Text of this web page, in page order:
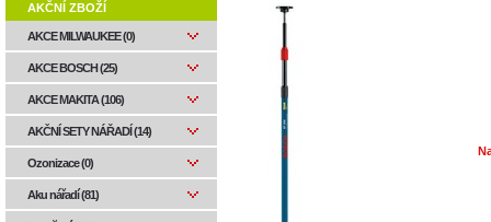
AKČNÍ ZBOŽÍ
AKCE MILWAUKEE (0)
AKCE BOSCH (25)
AKCE MAKITA (106)
AKČNÍ SETY NÁŘADÍ (14)
Ozonizace (0)
Aku nářadí (81)